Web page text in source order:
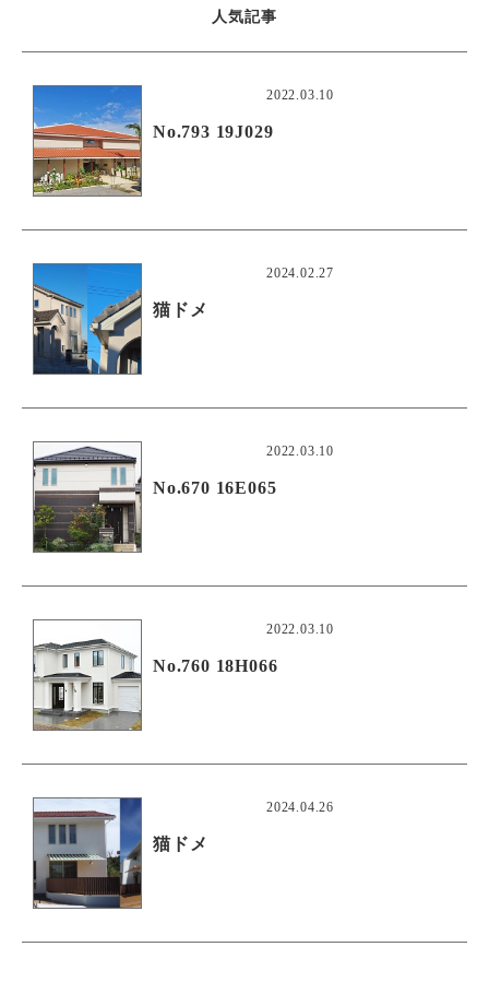
人気記事
2022.03.10
No.793 19J029
2024.02.27
猫ドメ
2022.03.10
No.670 16E065
2022.03.10
No.760 18H066
2024.04.26
猫ドメ